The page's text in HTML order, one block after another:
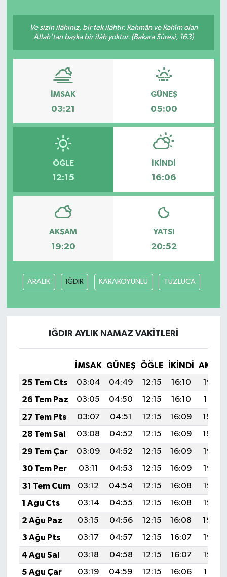
Ve sizin ilâhınız, bir tek ilâhtır. Rahmân ve Rahîm olan
Allah'tan başka bir ilâh yoktur. (Bakara Sûresi, 163)
İMSAK
03:21
GÜNEŞ
05:00
ÖĞLE
12:15
İKINDI
16:06
AKŞAM
19:20
YATSI
20:52
ARALIK IĞDIR KARAKOYUNLU TUZLUCA
IĞDIR AYLIK NAMAZ VAKITLERI
İMSAK GÜNEŞ ÖĞLE İKINDI
25 Tem Cts
03:04 04:49 12:15 16:10
19:32
26 Tem Paz
03:05 04:50 12:15 16:10
19:31
27 Tem Pts
03:07 04:51 12:15 16:09
19:30
28 Tem Sal
03:08 04:52 12:15 16:09
19:29
29 Tem Çar
03:09 04:52 12:15 16:09
19:28
30 Tem Per
03:11 04:53 12:15 16:09
19:27
31 Tem Cum
03:12 04:54 12:15 16:08
19:26
1 Ağu Cts
03:14 04:55 12:15 16:08
19:25
2 Ağu Paz
03:15 04:56 12:15 16:08
19:24
3 Ağu Pts
03:17 04:57 12:15 16:07
19:23
4 Ağu Sal
03:18 04:58 12:15 16:07
19:22
5 Ağu Çar
03:19 04:59 12:15 16:06
19:21
Gündem
Gurme
İlçe Haberleri
Keşfet
Magazin
Resmi İlanlar
Seri İlan
Sokak Hayvanlarını Sahiplendirme
Sonsöz Özel
Spor
Yaşam